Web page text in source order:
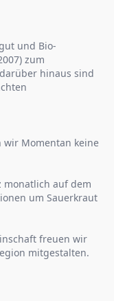
und Bio-
zum
hinaus sind
Momentan keine
monatlich auf dem
um Sauerkraut
freuen wir
mitgestalten.